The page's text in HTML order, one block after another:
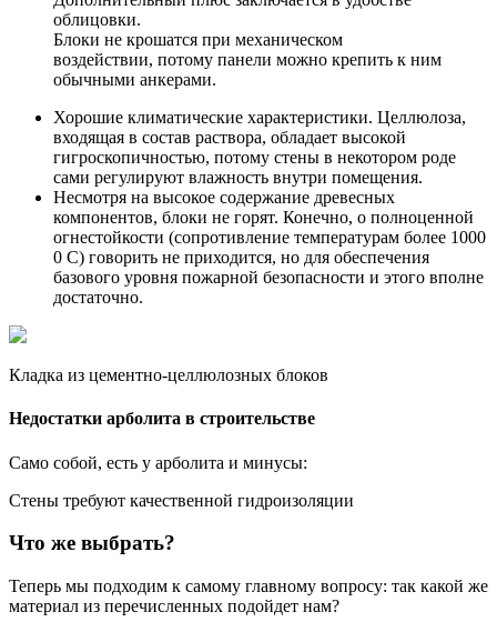
облицовки.
Блоки не крошатся при механическом
воздействии, потому панели можно крепить к ним
обычными анкерами.
Хорошие климатические характеристики. Целлюлоза,
входящая в состав раствора, обладает высокой
гигроскопичностью, потому стены в некотором роде
сами регулируют влажность внутри помещения.
Несмотря на высокое содержание древесных
компонентов, блоки не горят. Конечно, о полноценной
огнестойкости (сопротивление температурам более 1000
0 С) говорить не приходится, но для обеспечения
базового уровня пожарной безопасности и этого вполне
достаточно.
Кладка из цементно-целлюлозных блоков
Недостатки арболита в строительстве
Само собой, есть у арболита и минусы:
Стены требуют качественной гидроизоляции
Что же выбрать?
Теперь мы подходим к самому главному вопросу: так какой же
материал из перечисленных подойдет нам?